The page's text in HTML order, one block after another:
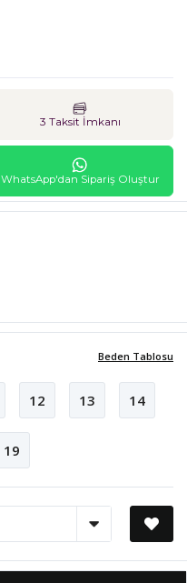
3 Taksit İmkanı
WhatsApp'dan Sipariş Oluştur
Beden Tablosu
12 13 14
19